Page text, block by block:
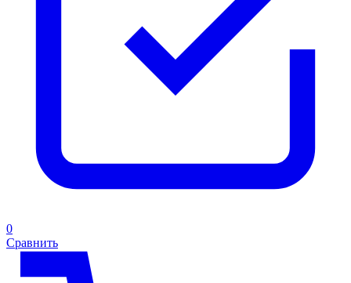
0
Сравнить